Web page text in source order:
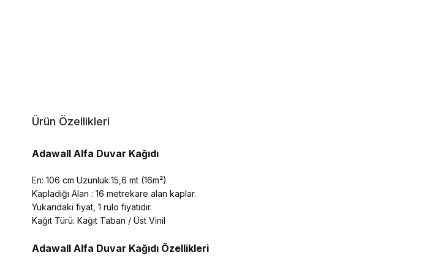
Ürün Özellikleri
Adawall Alfa Duvar Kağıdı
En: 106 cm Uzunluk:15,6 mt (16m²)
Kapladığı Alan : 16 metrekare alan kaplar.
Yukarıdaki fiyat, 1 rulo fiyatıdır.
Kağıt Türü: Kağıt Taban / Üst Vinil
Adawall Alfa Duvar Kağıdı Özellikleri